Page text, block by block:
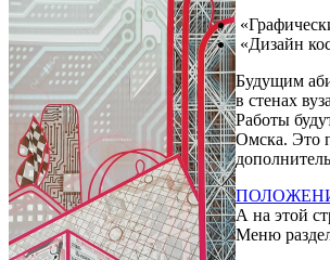
«Дизайн
Будущим
в стенах
Работы
Омска. Это
А на этой
Меню